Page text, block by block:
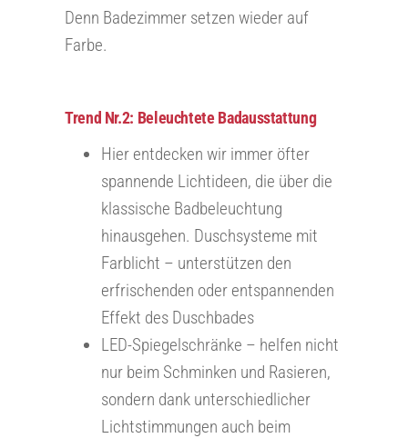
Denn Badezimmer setzen wieder auf
Farbe.
Trend Nr.2: Beleuchtete Badausstattung
Hier entdecken wir immer öfter
spannende Lichtideen, die über die
klassische Badbeleuchtung
hinausgehen. Duschsysteme mit
Farblicht – unterstützen den
erfrischenden oder entspannenden
Effekt des Duschbades
LED-Spiegelschränke – helfen nicht
nur beim Schminken und Rasieren,
sondern dank unterschiedlicher
Lichtstimmungen auch beim